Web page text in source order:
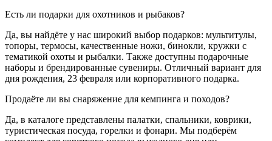
Есть ли подарки для охотников и рыбаков?
Да, вы найдёте у нас широкий выбор подарков: мультитулы,
топоры, термосы, качественные ножи, бинокли, кружки с
тематикой охоты и рыбалки. Также доступны подарочные
наборы и брендированные сувениры. Отличный вариант для
дня рождения, 23 февраля или корпоративного подарка.
Продаёте ли вы снаряжение для кемпинга и походов?
Да, в каталоге представлены палатки, спальники, коврики,
туристическая посуда, горелки и фонари. Мы подберём